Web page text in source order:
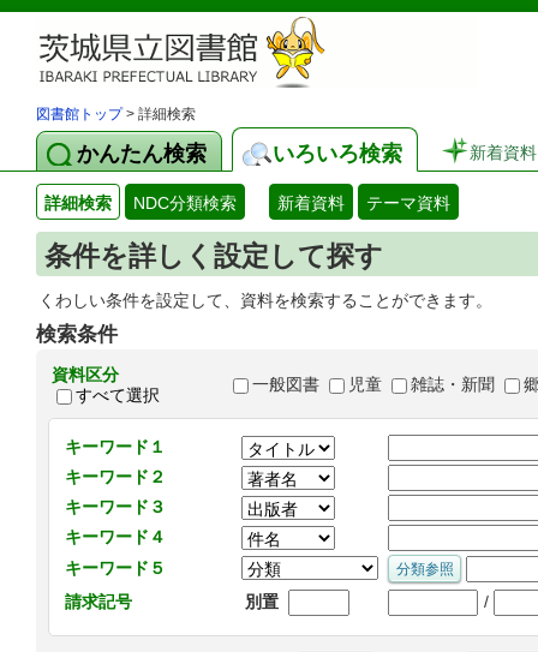
図書館トップ> 詳細検索
かんたん検索 いろいろ検索 新着資料
詳細検索 NDC分類検索 新着資料 テーマ資料
条件を詳しく設定して探す
くわしい条件を設定して、資料を検索することができます。
検索条件
資料区分
すべて選択
一般図書 児童 雑誌・新聞
キーワード１
キーワード２
キーワード３
キーワード４
キーワード５
請求記号
別置 /